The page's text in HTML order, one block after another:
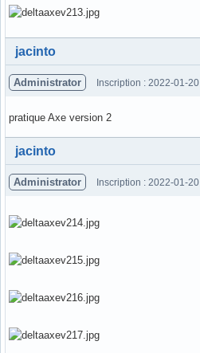
Hors ligne
jacinto
Administrator Inscription : 2022-01-20
pratique Axe version 2
Hors ligne
jacinto
Administrator Inscription : 2022-01-20